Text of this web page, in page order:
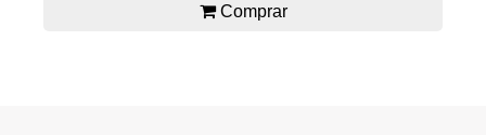
Comprar